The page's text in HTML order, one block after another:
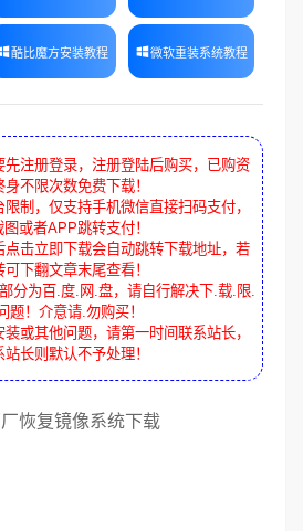
酷比魔方安装教程 微软重装系统教程
先注册登录，注册登陆后购买，已购资
身不限次数免费下载！
制，仅支持手机微信直接扫码支付，
或者APP跳转支付！
点击立即下载会自动跳转下载地址，若
可下翻文章末尾查看！
分为百.度.网.盘，请自行解决下.载.限.
题！介意请.勿购买！
或其他问题，请第一时间联系站长，
站长则默认不予处理！
恢复镜像系统下载